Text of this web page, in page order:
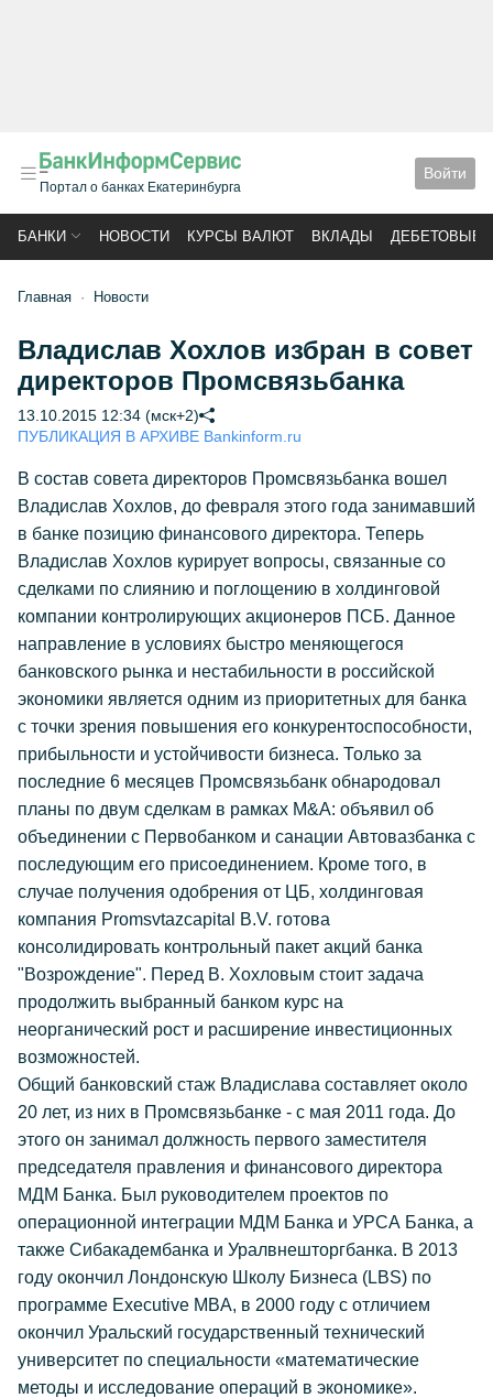
Портал о банках Екатеринбурга
Войти
БАНКИ НОВОСТИ КУРСЫ ВАЛЮТ ВКЛАДЫ ДЕБЕТОВЫЕ
Главная Новости
Владислав Хохлов избран в совет
директоров Промсвязьбанка
13.10.2015 12:34 (мск+2)
ПУБЛИКАЦИЯ В АРХИВЕ Bankinform.ru
В состав совета директоров Промсвязьбанка вошел
Владислав Хохлов, до февраля этого года занимавший
в банке позицию финансового директора. Теперь
Владислав Хохлов курирует вопросы, связанные со
сделками по слиянию и поглощению в холдинговой
компании контролирующих акционеров ПСБ. Данное
направление в условиях быстро меняющегося
банковского рынка и нестабильности в российской
экономики является одним из приоритетных для банка
с точки зрения повышения его конкурентоспособности,
прибыльности и устойчивости бизнеса. Только за
последние 6 месяцев Промсвязьбанк обнародовал
планы по двум сделкам в рамках M&A: объявил об
объединении с Первобанком и санации Автовазбанка с
последующим его присоединением. Кроме того, в
случае получения одобрения от ЦБ, холдинговая
компания Promsvtazcapital В.V. готова
консолидировать контрольный пакет акций банка
"Возрождение". Перед В. Хохловым стоит задача
продолжить выбранный банком курс на
неорганический рост и расширение инвестиционных
возможностей.
Общий банковский стаж Владислава составляет около
20 лет, из них в Промсвязьбанке - с мая 2011 года. До
этого он занимал должность первого заместителя
председателя правления и финансового директора
МДМ Банка. Был руководителем проектов по
операционной интеграции МДМ Банка и УРСА Банка, а
также Сибакадембанка и Уралвнешторгбанка. В 2013
году окончил Лондонскую Школу Бизнеса (LBS) по
программе Executive MBA, в 2000 году с отличием
окончил Уральский государственный технический
университет по специальности «математические
методы и исследование операций в экономике».